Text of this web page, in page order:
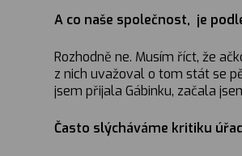
A co naše společnost, je
Rozhodně ne. Musím říct, že
z nich uvažoval o tom stát se
jsem přijala Gábinku, začala
Často slýcháváme kritiku